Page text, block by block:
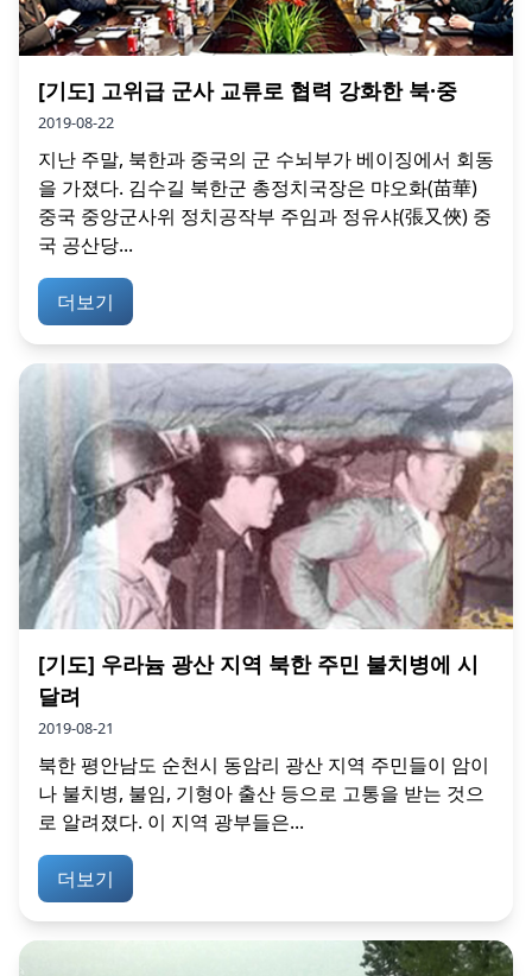
[기도] 고위급 군사 교류로 협력 강화한 북·중
2019-08-22
지난 주말, 북한과 중국의 군 수뇌부가 베이징에서 회동
을 가졌다. 김수길 북한군 총정치국장은 먀오화(苗華)
중국 중앙군사위 정치공작부 주임과 정유샤(張又俠) 중
국 공산당...
더보기
[기도] 우라늄 광산 지역 북한 주민 불치병에 시
달려
2019-08-21
북한 평안남도 순천시 동암리 광산 지역 주민들이 암이
나 불치병, 불임, 기형아 출산 등으로 고통을 받는 것으
로 알려졌다. 이 지역 광부들은...
더보기